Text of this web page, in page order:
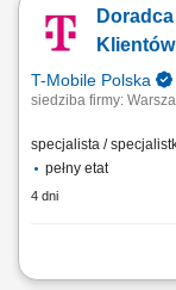
Prowadzenie
biznesowych;
T-Mobile Polska
siedziba firmy:
specjalista /
pełny etat
4 dni
Zadania, które na